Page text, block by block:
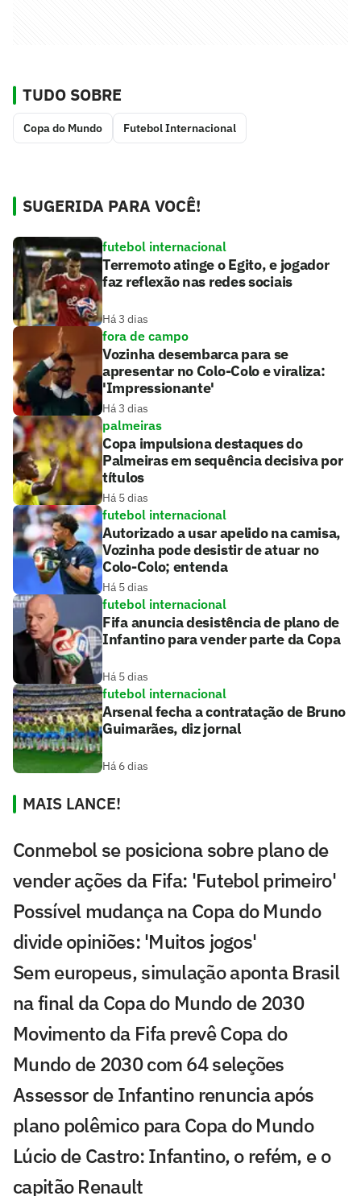
TUDO SOBRE
Copa do Mundo Futebol Internacional
SUGERIDA PARA VOCÊ!
futebol internacional
Terremoto atinge o Egito, e jogador
faz reflexão nas redes sociais
Há 3 dias
fora de campo
Vozinha desembarca para se
apresentar no Colo-Colo e viraliza:
'Impressionante'
Há 3 dias
palmeiras
Copa impulsiona destaques do
Palmeiras em sequência decisiva por
títulos
Há 5 dias
futebol internacional
Autorizado a usar apelido na camisa,
Vozinha pode desistir de atuar no
Colo-Colo; entenda
Há 5 dias
futebol internacional
Fifa anuncia desistência de plano de
Infantino para vender parte da Copa
Há 5 dias
futebol internacional
Arsenal fecha a contratação de Bruno
Guimarães, diz jornal
Há 6 dias
MAIS LANCE!
Conmebol se posiciona sobre plano de
vender ações da Fifa: 'Futebol primeiro'
Possível mudança na Copa do Mundo
divide opiniões: 'Muitos jogos'
Sem europeus, simulação aponta Brasil
na final da Copa do Mundo de 2030
Movimento da Fifa prevê Copa do
Mundo de 2030 com 64 seleções
Assessor de Infantino renuncia após
plano polêmico para Copa do Mundo
Lúcio de Castro: Infantino, o refém, e o
capitão Renault